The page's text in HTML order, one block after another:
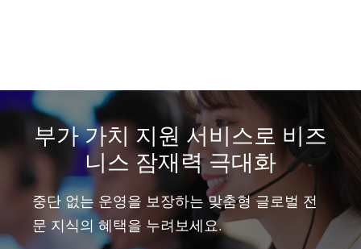
부가 가치 지원 서비스로 비즈
니스 잠재력 극대화
중단 없는 운영을 보장하는 맞춤형 글로벌 전
문 지식의 혜택을 누려보세요.